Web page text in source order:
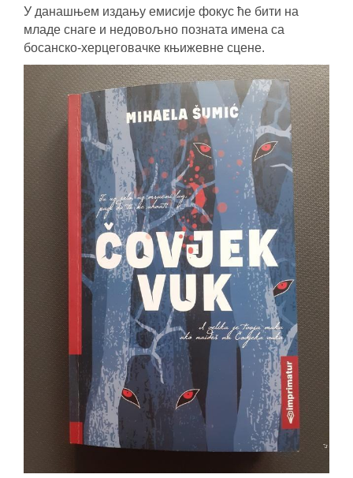
У данашњем издању емисије фокус ће бити на
младе снаге и недовољно позната имена са
босанско-херцеговачке књижевне сцене.